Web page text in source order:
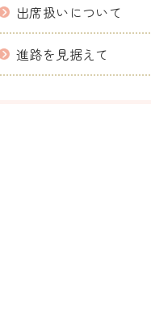
出席扱いについて
進路を見据えて